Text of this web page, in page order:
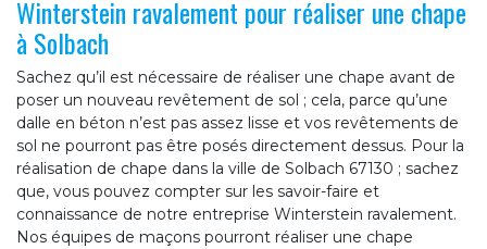
Winterstein ravalement pour réaliser une chape
à Solbach
Sachez qu’il est nécessaire de réaliser une chape avant de
poser un nouveau revêtement de sol ; cela, parce qu’une
dalle en béton n’est pas assez lisse et vos revêtements de
sol ne pourront pas être posés directement dessus. Pour la
réalisation de chape dans la ville de Solbach 67130 ; sachez
que, vous pouvez compter sur les savoir-faire et
connaissance de notre entreprise Winterstein ravalement.
Nos équipes de maçons pourront réaliser une chape